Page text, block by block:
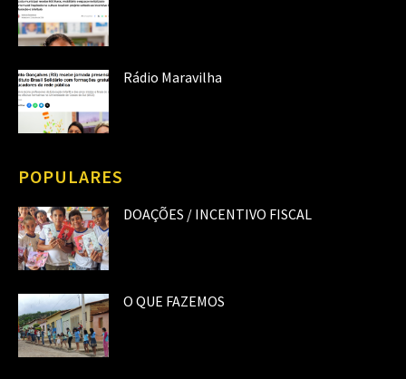
Rádio Maravilha
POPULARES
DOAÇÕES / INCENTIVO FISCAL
O QUE FAZEMOS